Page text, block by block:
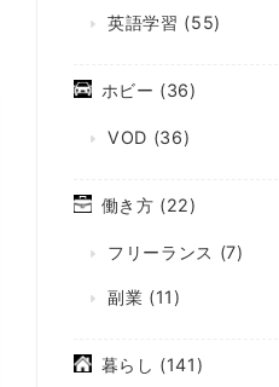
英語学習 (55)
ホビー (36)
VOD (36)
働き方 (22)
フリーランス (7)
副業 (11)
暮らし (141)